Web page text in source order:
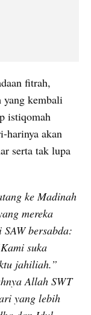
fitrah,
yang kembali
istiqomah
harinya akan
serta tak lupa
ke Madinah
mereka
bersabda:
suka
jahiliah.”
Allah SWT
yang lebih